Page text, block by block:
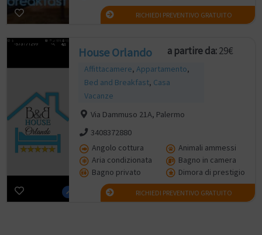
RICHIEDI PREVENTIVO GRATUITO
House Orlando
Affittacamere, Appartamento,
Bed and Breakfast, Casa
Vacanze
a partire da:29€
Via Dammuso 21A, Palermo
3408372880
Angolo cottura
Animali ammessi
Aria condizionata
Bagno in camera
Bagno privato
Dimora di prestigio
RICHIEDI PREVENTIVO GRATUITO